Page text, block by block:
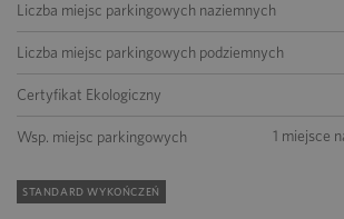
Liczba miejsc parkingowych naziemnych
Liczba miejsc parkingowych podziemnych
Certyfikat Ekologiczny
Wsp. miejsc parkingowych 1 miejsce
STANDARD WYKOŃCZEŃ